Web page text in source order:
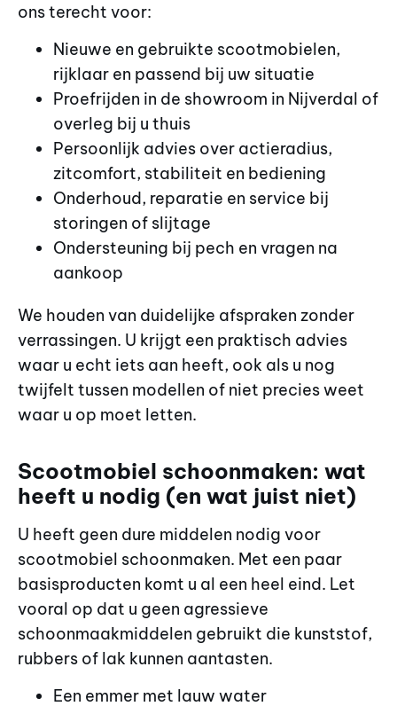
ons terecht voor:
Nieuwe en gebruikte scootmobielen,
rijklaar en passend bij uw situatie
Proefrijden in de showroom in Nijverdal of
overleg bij u thuis
Persoonlijk advies over actieradius,
zitcomfort, stabiliteit en bediening
Onderhoud, reparatie en service bij
storingen of slijtage
Ondersteuning bij pech en vragen na
aankoop
We houden van duidelijke afspraken zonder
verrassingen. U krijgt een praktisch advies
waar u echt iets aan heeft, ook als u nog
twijfelt tussen modellen of niet precies weet
waar u op moet letten.
Scootmobiel schoonmaken: wat
heeft u nodig (en wat juist niet)
U heeft geen dure middelen nodig voor
scootmobiel schoonmaken. Met een paar
basisproducten komt u al een heel eind. Let
vooral op dat u geen agressieve
schoonmaakmiddelen gebruikt die kunststof,
rubbers of lak kunnen aantasten.
Een emmer met lauw water